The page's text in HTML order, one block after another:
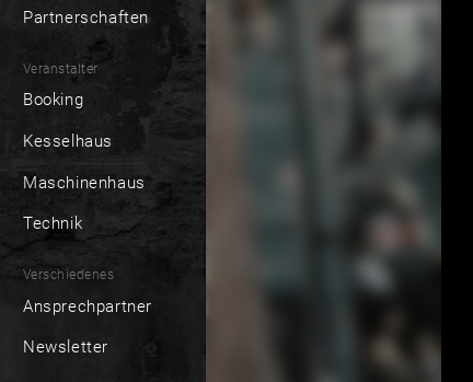
Partnerschaften
Veranstalter
Booking
Kesselhaus
Maschinenhaus
Technik
Verschiedenes
Ansprechpartner
Newsletter